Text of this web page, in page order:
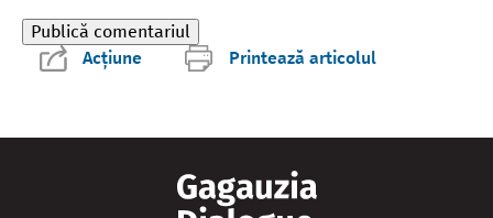
Acțiune Printează articolul